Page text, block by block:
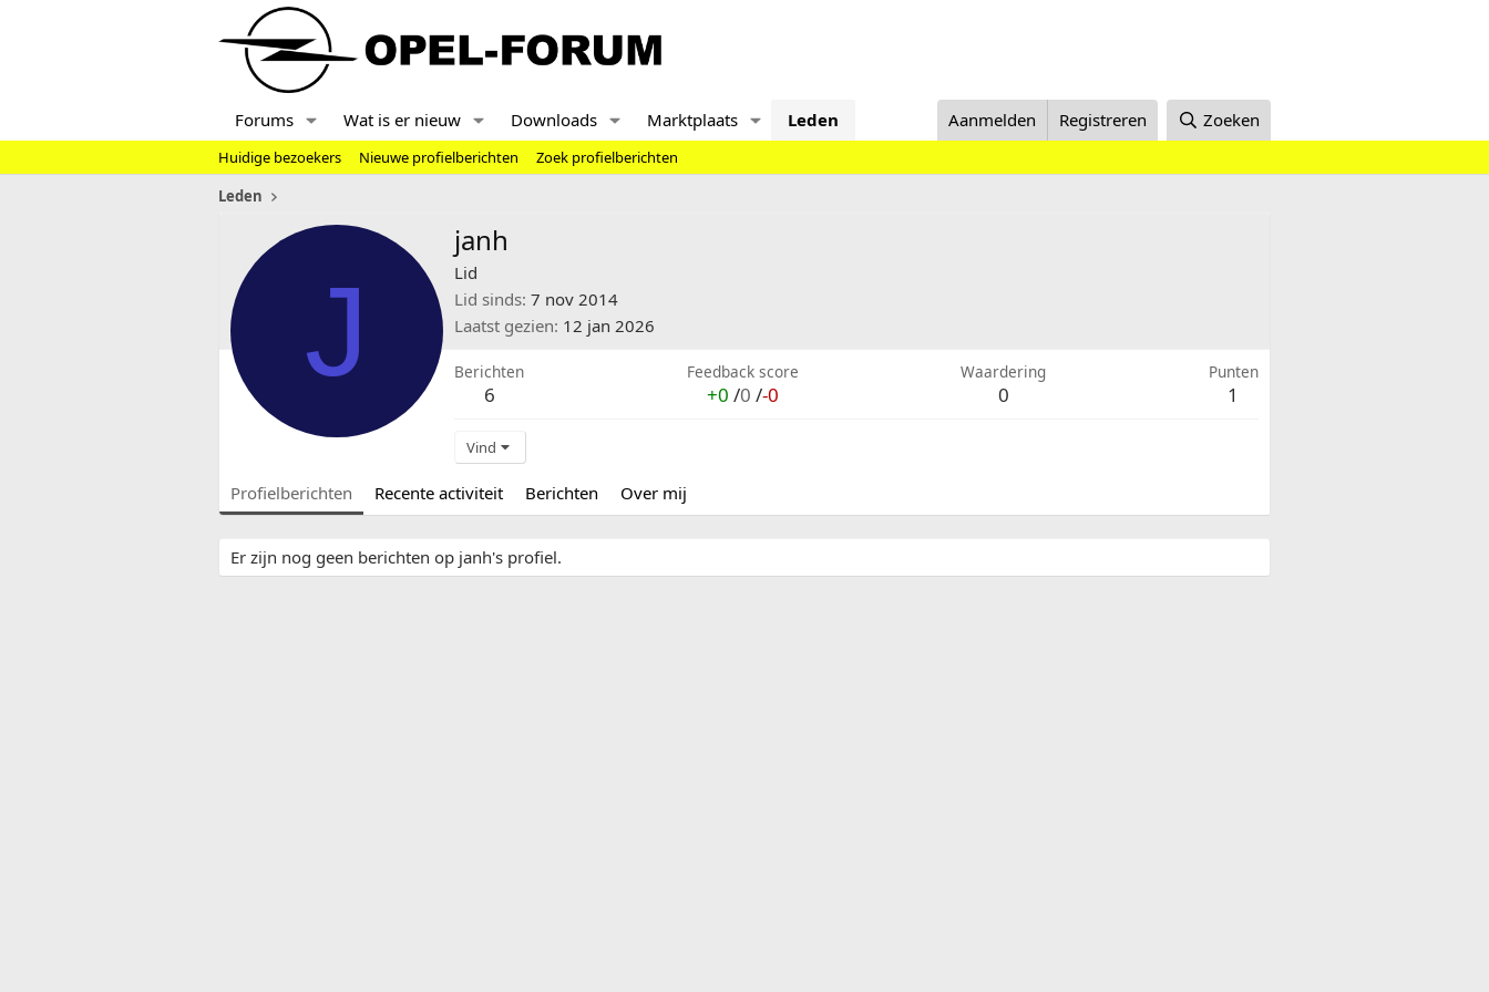
Forums Wat is er nieuw Downloads Marktplaats Leden Aanmelden Registreren Zoeken
Huidige bezoekers Nieuwe profielberichten
Zoek profielberichten
Leden
J
janh
Lid
Lid sinds 7 nov 2014
Laatst gezien 12 jan 2026
Berichten
6
Feedback score
+0 /0 /-0
Waardering
0
Punten
1
Vind
Profielberichten Recente activiteit Berichten Over mij
Er zijn nog geen berichten op janh's profiel.